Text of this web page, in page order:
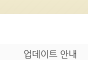
업데이트 안내